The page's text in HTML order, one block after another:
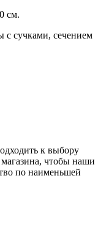
см.
с сучками, сечением
к выбору
чтобы наши
по наименьшей